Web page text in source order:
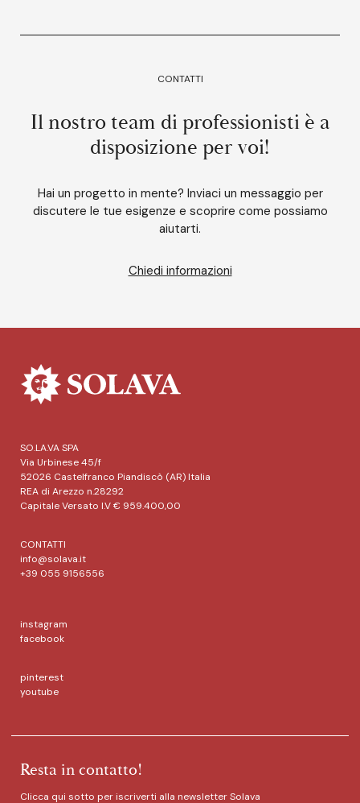
CONTATTI
Il nostro team di professionisti è a
disposizione per voi!
Hai un progetto in mente? Inviaci un messaggio per
discutere le tue esigenze e scoprire come possiamo
aiutarti.
Chiedi informazioni
SO.LA.VA SPA
Via Urbinese 45/f
52026 Castelfranco Piandiscò (AR) Italia
REA di Arezzo n.28292
Capitale Versato I.V € 959.400,00
CONTATTI
info@solava.it
+39 055 9156556
instagram
facebook
pinterest
youtube
Resta in contatto!
Clicca qui sotto per iscriverti alla newsletter Solava